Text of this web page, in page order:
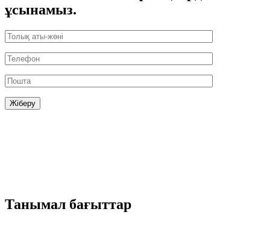
ұсынамыз.
Танымал бағыттар